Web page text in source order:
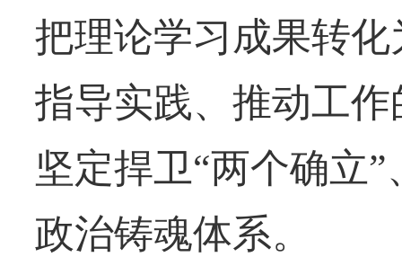
把理论学习成果转
指导实践、推动工
坚定捍卫“两个确立
政治铸魂体系。